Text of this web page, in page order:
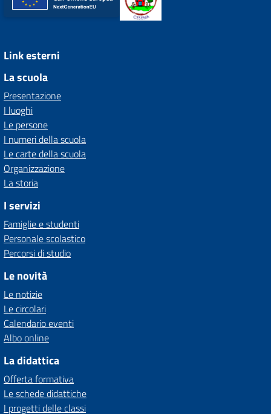
Link esterni
La scuola
Presentazione
I luoghi
Le persone
I numeri della scuola
Le carte della scuola
Organizzazione
La storia
I servizi
Famiglie e studenti
Personale scolastico
Percorsi di studio
Le novità
Le notizie
Le circolari
Calendario eventi
Albo online
La didattica
Offerta formativa
Le schede didattiche
I progetti delle classi